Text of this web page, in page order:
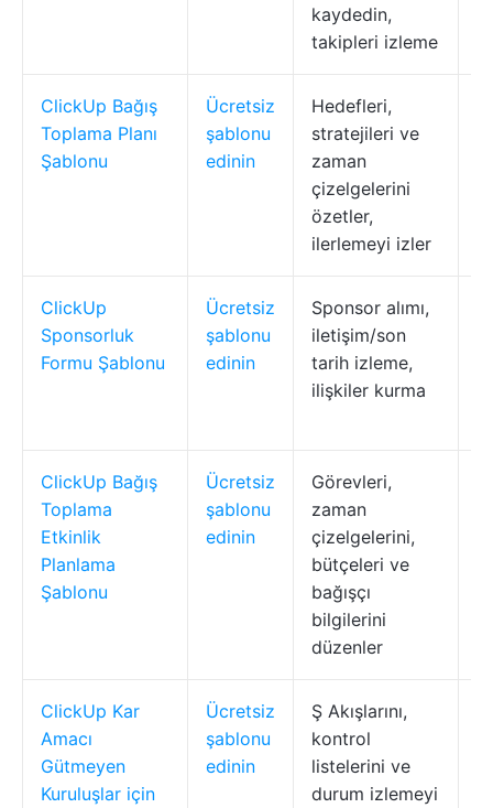
kaydedin,
takipleri izleme
ClickUp Bağış
Toplama Planı
Şablonu
Ücretsiz
şablonu
edinin
Hedefleri,
stratejileri ve
zaman
çizelgelerini
özetler,
ilerlemeyi izler
ClickUp
Sponsorluk
Formu Şablonu
Ücretsiz
şablonu
edinin
Sponsor alımı,
iletişim/son
tarih izleme,
ilişkiler kurma
ClickUp Bağış
Toplama
Etkinlik
Planlama
Şablonu
Ücretsiz
şablonu
edinin
Görevleri,
zaman
çizelgelerini,
bütçeleri ve
bağışçı
bilgilerini
düzenler
ClickUp Kar
Amacı
Gütmeyen
Kuruluşlar için
Ücretsiz
şablonu
edinin
Ş Akışlarını,
kontrol
listelerini ve
durum izlemeyi